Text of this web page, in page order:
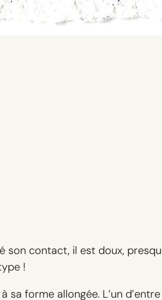
son contact, il est doux,
!
forme allongée. L’un